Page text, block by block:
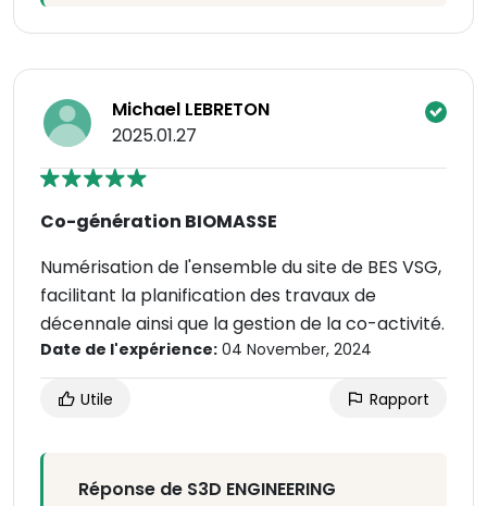
Michael LEBRETON
2025.01.27
Co-génération BIOMASSE
Numérisation de l'ensemble du site de BES VSG,
facilitant la planification des travaux de
décennale ainsi que la gestion de la co-activité.
Date de l'expérience: 04 November, 2024
Utile Rapport
Réponse de S3D ENGINEERING